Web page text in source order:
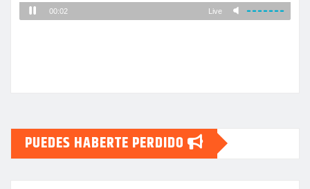
PUEDES HABERTE PERDIDO